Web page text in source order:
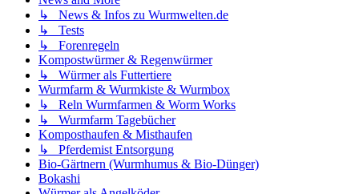
↳ News & Infos zu Wurmwelten.de
↳ Tests
↳ Forenregeln
Kompostwürmer & Regenwürmer
↳ Würmer als Futtertiere
Wurmfarm & Wurmkiste & Wurmbox
↳ Reln Wurmfarmen & Worm Works
↳ Wurmfarm Tagebücher
Komposthaufen & Misthaufen
↳ Pferdemist Entsorgung
Bio-Gärtnern (Wurmhumus & Bio-Dünger)
Bokashi